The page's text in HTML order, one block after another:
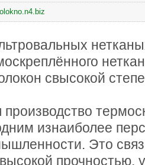
свысокой
изнаиболее
Это
прочностью,